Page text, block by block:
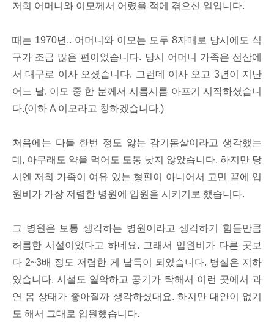
저희 어머니와 이모께서 어렸을 적에 겪으신 일입니다.
때는 1970년.. 어머니와 이모는 모두 8자매로 당시에도 식
구가 조금 많은 편이었습니다. 당시 어머니 가족은 선산에
서 대구로 이사 오셨습니다. 그런데 이사 오고 3년이 지난
어느 날. 이모 중 한 분께서 시름시름 아프기 시작하셨습니
다.(이하 A 이모라고 칭하겠습니다.)
처음에는 다들 한번 정도 앓는 감기몸살이라고 생각했는
데, 아무래도 약을 먹어도 도통 낫지 않았습니다. 하지만 당
시엔 저희 가족이 여유 있는 형편이 아니어서 고민 끝에 입
원비가 가장 저렴한 병원에 입원을 시키기로 했습니다.
그 병원은 보통 생각하는 병원이라고 생각하기 힘들만큼
허름한 시설이었다고 하네요. 그래서 입원비가 다른 곳보
다 2~3배 정도 저렴한 게 납득이 되었습니다. 병실은 지하
였습니다. 시설도 열악하고 공기가 탁해서 이런 곳에서 과
연 몸 상태가 좋아질까 생각하셨대요. 하지만 대안이 없기
도 해서 그대로 입원했습니다.